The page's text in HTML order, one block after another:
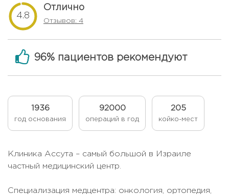
4.8
Отлично
Отзывов: 4
96% пациентов рекомендуют
1936
год основания
92000
операций в год
205
койко-мест
Клиника Ассута – самый большой в Израиле
частный медицинский центр.
Специализация медцентра: онкология, ортопедия,